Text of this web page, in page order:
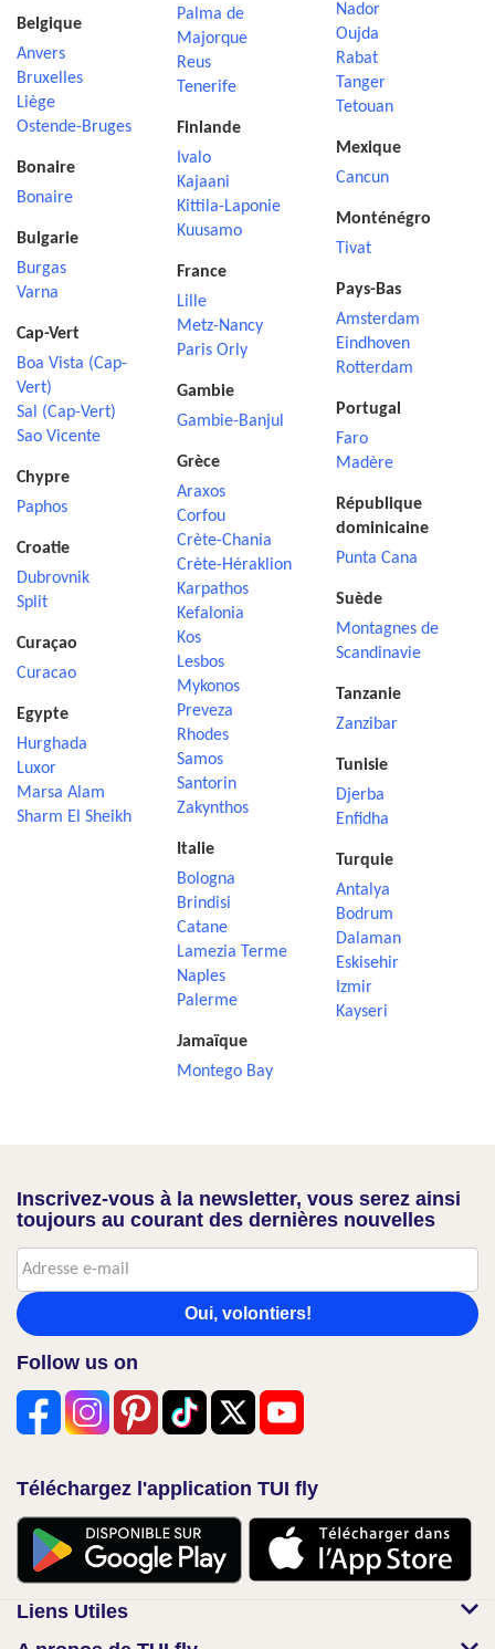
Belgique
Anvers
Bruxelles
Liège
Ostende-Bruges
Bonaire
Bonaire
Bulgarie
Burgas
Varna
Cap-Vert
Boa Vista (Cap-
Vert)
Sal (Cap-Vert)
Sao Vicente
Chypre
Paphos
Croatie
Dubrovnik
Split
Curaçao
Curacao
Egypte
Hurghada
Luxor
Marsa Alam
Sharm El Sheikh
Palma de
Majorque
Reus
Tenerife
Finlande
Ivalo
Kajaani
Kittila-Laponie
Kuusamo
France
Lille
Metz-Nancy
Paris Orly
Gambie
Gambie-Banjul
Grèce
Araxos
Corfou
Crète-Chania
Crète-Héraklion
Karpathos
Kefalonia
Kos
Lesbos
Mykonos
Preveza
Rhodes
Samos
Santorin
Zakynthos
Italie
Bologna
Brindisi
Catane
Lamezia Terme
Naples
Palerme
Jamaïque
Montego Bay
Nador
Oujda
Rabat
Tanger
Tetouan
Mexique
Cancun
Monténégro
Tivat
Pays-Bas
Amsterdam
Eindhoven
Rotterdam
Portugal
Faro
Madère
République
dominicaine
Punta Cana
Suède
Montagnes de
Scandinavie
Tanzanie
Zanzibar
Tunisie
Djerba
Enfidha
Turquie
Antalya
Bodrum
Dalaman
Eskisehir
Izmir
Kayseri
Inscrivez-vous à la newsletter, vous serez ainsi
toujours au courant des dernières nouvelles
Oui, volontiers!
Follow us on
Téléchargez l'application TUI fly
Liens Utiles